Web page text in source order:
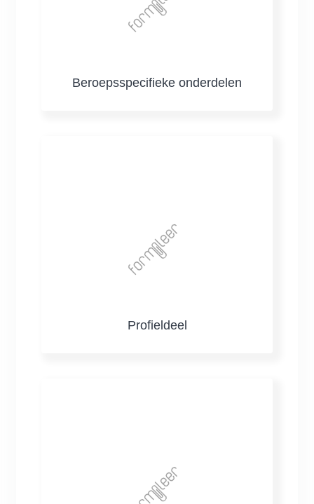
Beroepsspecifieke onderdelen
Profieldeel